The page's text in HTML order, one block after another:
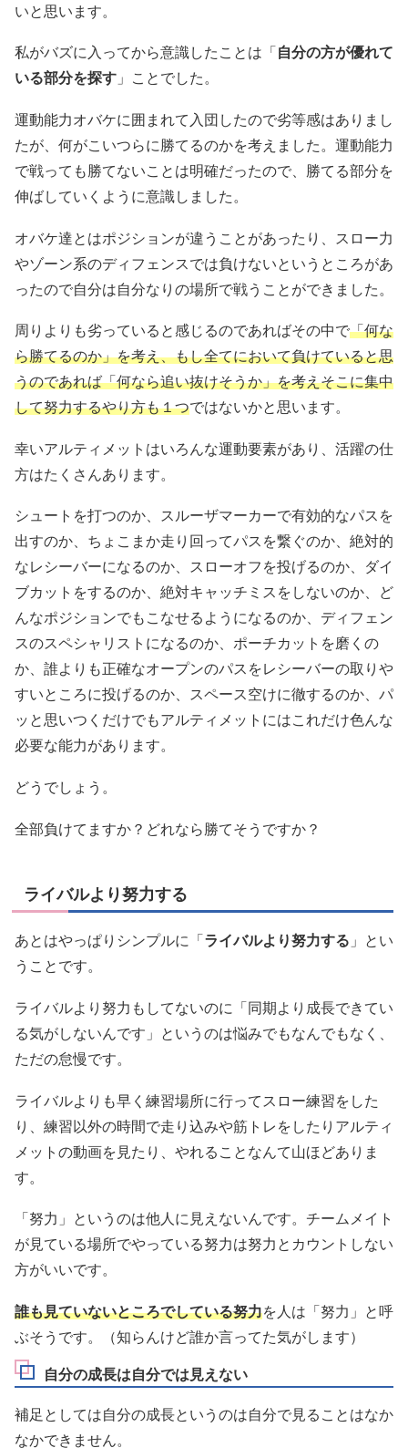
いと思います。
私がバズに入ってから意識したことは「 自分の方が優れて
いる部分を探す 」ことでした。
運動能力オバケに囲まれて入団したので劣等感はありまし
たが、何がこいつらに勝てるのかを考えました。運動能力
で戦っても勝てないことは明確だったので、勝てる部分を
伸ばしていくように意識しました。
オバケ達とはポジションが違うことがあったり、スロー力
やゾーン系のディフェンスでは負けないというところがあ
ったので自分は自分なりの場所で戦うことができました。
周りよりも劣っていると感じるのであればその中で「何な
ら勝てるのか」を考え、もし全てにおいて負けていると思
うのであれば「何なら追い抜けそうか」を考えそこに集中
して努力するやり方も１つではないかと思います。
幸いアルティメットはいろんな運動要素があり、活躍の仕
方はたくさんあります。
シュートを打つのか、スルーザマーカーで有効的なパスを
出すのか、ちょこまか走り回ってパスを繋ぐのか、絶対的
なレシーバーになるのか、スローオフを投げるのか、ダイ
ブカットをするのか、絶対キャッチミスをしないのか、ど
んなポジションでもこなせるようになるのか、ディフェン
スのスペシャリストになるのか、ポーチカットを磨くの
か、誰よりも正確なオープンのパスをレシーバーの取りや
すいところに投げるのか、スペース空けに徹するのか、パ
ッと思いつくだけでもアルティメットにはこれだけ色んな
必要な能力があります。
どうでしょう。
全部負けてますか？どれなら勝てそうですか？
ライバルより努力する
あとはやっぱりシンプルに「 ライバルより努力する 」とい
うことです。
ライバルより努力もしてないのに「同期より成長できてい
る気がしないんです」というのは悩みでもなんでもなく、
ただの怠慢です。
ライバルよりも早く練習場所に行ってスロー練習をした
り、練習以外の時間で走り込みや筋トレをしたりアルティ
メットの動画を見たり、やれることなんて山ほどありま
す。
「努力」というのは他人に見えないんです。チームメイト
が見ている場所でやっている努力は努力とカウントしない
方がいいです。
誰も見ていないところでしている努力を人は「努力」と呼
ぶそうです。（知らんけど誰か言ってた気がします）
自分の成長は自分では見えない
補足としては自分の成長というのは自分で見ることはなか
なかできません。